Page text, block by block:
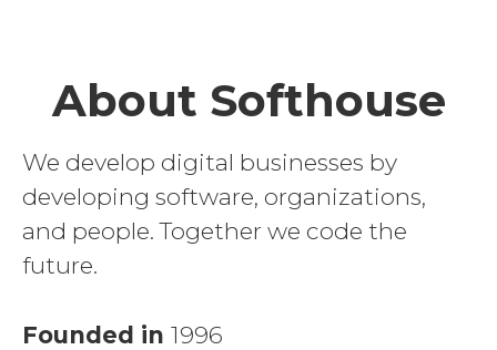
About Softhouse
We develop digital businesses by
developing software, organizations,
and people. Together we code the
future.
Founded in 1996